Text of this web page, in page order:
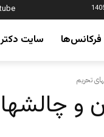
فرکانس‌ها سایت دکتر
تحریم
و